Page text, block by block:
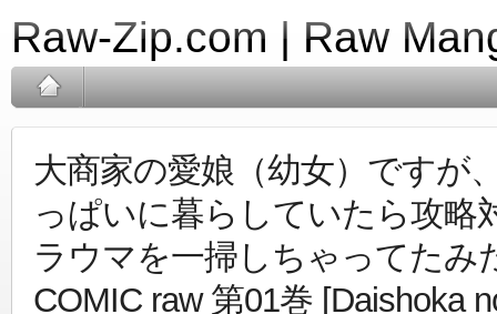
Raw-Zip.com | Raw
大商家の愛娘（幼女）ですが
っぱいに暮らしていたら攻略
ラウマを一掃しちゃってたみ
COMIC raw 第01巻 [Daishoka